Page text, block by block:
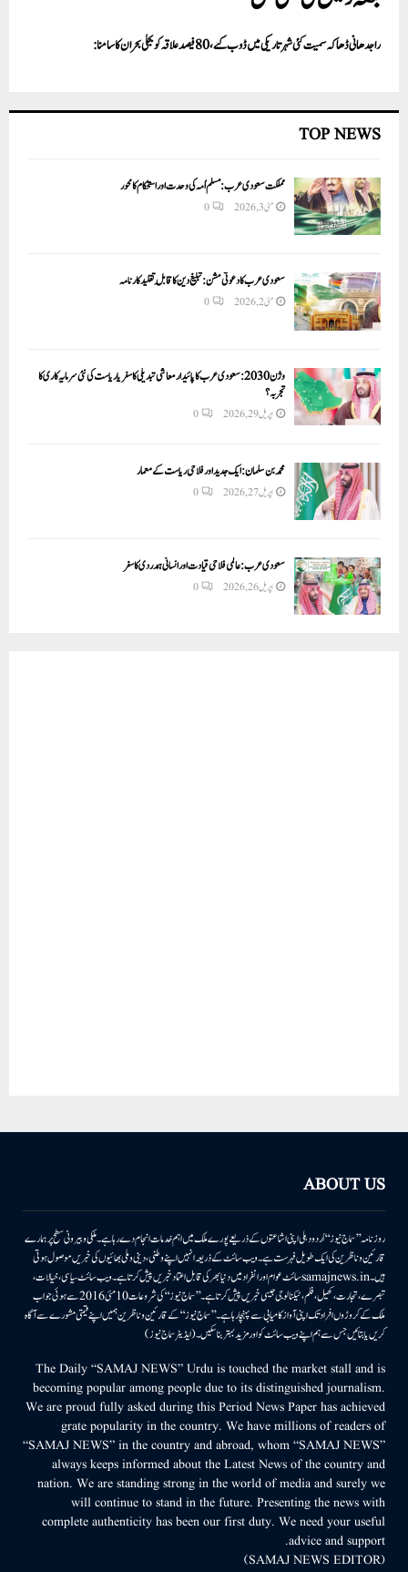
راجدھانی ڈھاکہ سمیت کئی شہرتاریکی میں ڈوب گئے، 80 فیصد علاقہ کو بجلی بحران کا سامنا:
TOP NEWS
مملکت سعودی عرب: مسلم اُمہ کی وحدت اور استحکام کا محور
مئی 3, 2026 0
سعودی عرب کا دعوتی مشن: تبلیغ دین کا قابلِ تقلید کارنامہ
مئی 2, 2026 0
وژن 2030:سعودی عرب کا پائیدار معاشی تبدیلی کا سفر یا ریاست کی نئی سرمایہ کاری کا
تجربہ؟
اپریل 29, 2026 0
محمد بن سلمان: ایک جدید اور فلاحی ریاست کے معمار
اپریل 27, 2026 0
سعودی عرب: عالمی فلاحی قیادت اور انسانی ہمدردی کا سفر
اپریل 26, 2026 0
ABOUT US
روزنامہ ’’سماج نیوز‘‘ اُردو دہلی اپنی اشاعتوں کے ذریعے پورے ملک میں اہم خدمات انجام دے رہا ہے۔ ملکی وبیرونی سطح پر ہمارے
قارئین وناظرین کی ایک طویل فہرست ہے۔ ویب سائٹ کے ذریعہ انہیں اپنے وطنی، دینی وملی بھائیوں کی خبریں موصول ہوتی
ہیں۔samajnews.inسائٹ عوام اور انفراد میں دنیا بھر کی قابل اعتماد خبریں پیش کرتا ہے۔ ویب سائٹ سیاسی، خیالات،
تبصرے، تجارت، کھیل، فلم، ٹیکنالوجی جیسی خبریں پیش کرتا ہے۔ ’’سماج نیوز‘‘ کی شروعات 10مئی 2016 سے ہوئی جو اب
ملک کے کروڑوں افراد تک اپنی آواز کامیابی سے پہنچا رہا ہے۔ ’’سماج نیوز‘‘ کے قارئین وناظرین ہمیں اپنے قیمتی مشورے سے آگاہ
کریں یا بتائیں جس سے ہم اپنے ویب سائٹ کو اور مزید بہتر بناسکیں۔ (ایڈیٹر سماج نیوز)
The Daily “SAMAJ NEWS” Urdu is touched the market stall and is
becoming popular among people due to its distinguished journalism.
We are proud fully asked during this Period News Paper has achieved
grate popularity in the country. We have millions of readers of
“SAMAJ NEWS” in the country and abroad, whom “SAMAJ NEWS”
always keeps informed about the Latest News of the country and
nation. We are standing strong in the world of media and surely we
will continue to stand in the future. Presenting the news with
complete authenticity has been our first duty. We need your useful
advice and support.
(SAMAJ NEWS EDITOR)